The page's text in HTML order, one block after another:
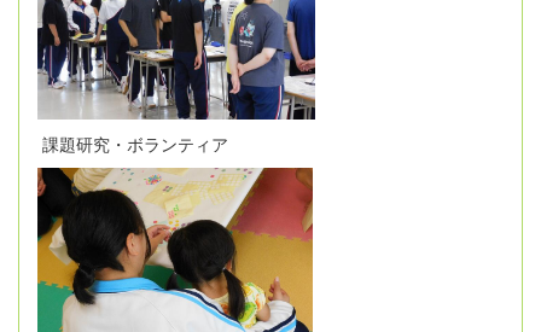
課題研究・ボランティア